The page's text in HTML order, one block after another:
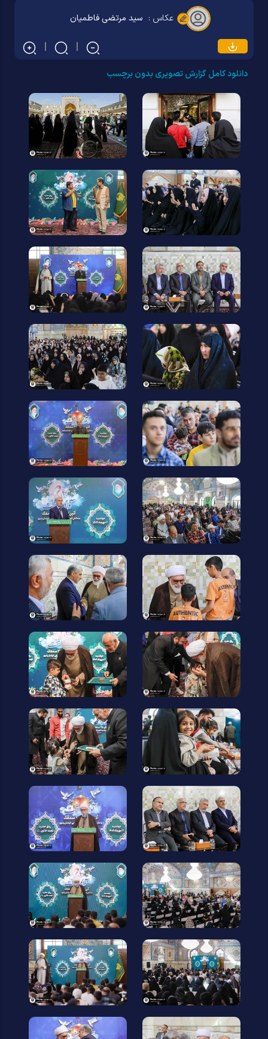
عکاس : سید مرتضی فاطمیان
دانلود کامل گزارش تصویری بدون برچسب